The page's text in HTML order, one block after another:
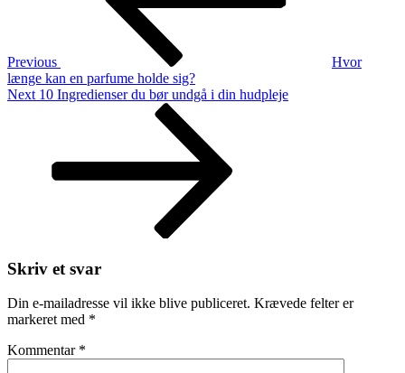
Previous
Hvor
længe kan en parfume holde sig?
Next
Next 10 Ingredienser du bør undgå i din hudpleje
Skriv et svar
Din e-mailadresse vil ikke blive publiceret. Krævede felter er
markeret med *
Kommentar *